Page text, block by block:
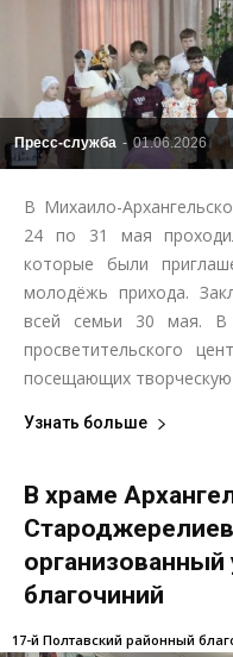
Пресс-служба - 01.06.2026
В Михаило-
24 по 31 мая
которые были
молодёжь прихода.
всей семьи 30 мая. В
просветительского
посещающих творческую
Узнать больше
В храме
организованный
благочиний
17-й Полтавский районный